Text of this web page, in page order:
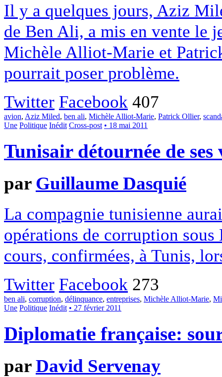
Il y a quelques jours, Aziz
de Ben Ali, a mis en vente le
Michèle Alliot-Marie et
pourrait poser problème.
Twitter Facebook 407
avion, Aziz Miled, ben ali, Michèle Alliot-Marie, Patrick Ollier,
Une Politique Inédit Cross-post • 18 mai 2011
Tunisair détournée de ses
par Guillaume Dasquié
La compagnie tunisienne
opérations de corruption
cours, confirmées, à Tunis,
Twitter Facebook 273
ben ali, corruption, délinquance, entreprises, Michèle Alliot-Marie,
Une Politique Inédit • 27 février 2011
Diplomatie française:
parDavid Servenay